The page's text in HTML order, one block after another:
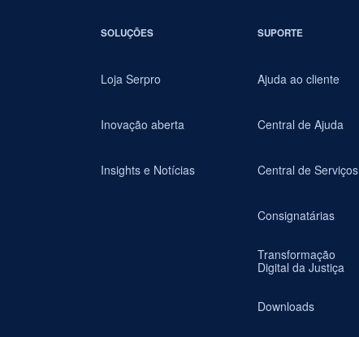
SOLUÇÕES
Loja Serpro
Inovação aberta
Insights e Notícias
SUPORTE
Ajuda ao cliente
Central de Ajuda
Central de Serviços
Consignatárias
Transformação
Digital da Justiça
Downloads